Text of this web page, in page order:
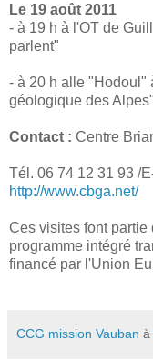
Le 19 août 2011
- à 19 h à l'OT de
parlent"
- à 20 h alle "Hodoul"
géologique des
Contact : Centre
Tél. 06 74 12 31 93 /
http://www.cbga.net/
Ces visites font partie
programme intégré
financé par l'Union
CCG mission Vauban à